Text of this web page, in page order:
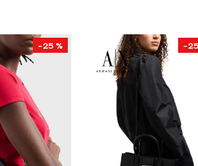
-25 % -